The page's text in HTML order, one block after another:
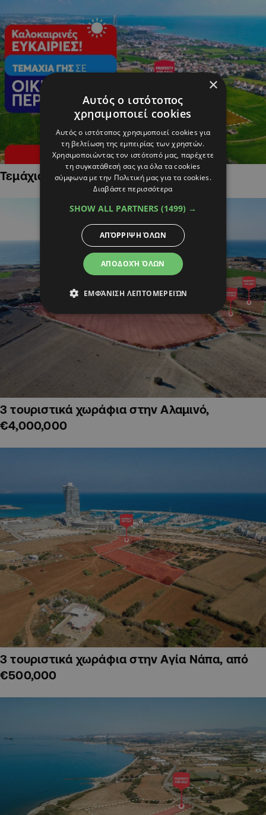
Τεμάχια Γης σε Οικιστικές Περιοχές
3 τουριστικά χωράφια στην Αλαμινό,
€4,000,000
3 τουριστικά χωράφια στην Αγία Νάπα, από
€500,000
×
Αυτός ο ιστότοπος
χρησιμοποιεί cookies
Αυτός ο ιστότοπος χρησιμοποιεί cookies για
τη βελτίωση της εμπειρίας των χρηστών.
Χρησιμοποιώντας τον ιστότοπό μας, παρέχετε
τη συγκατάθεσή σας για όλα τα cookies
σύμφωνα με την Πολιτική μας για τα cookies.
Διαβάστε περισσότερα
SHOW ALL PARTNERS (1499) →
ΑΠΟΔΟΧΉ ΌΛΩΝ
ΑΠΌΡΡΙΨΗ ΌΛΩΝ
ΕΜΦΆΝΙΣΗ ΛΕΠΤΟΜΕΡΕΙΏΝ